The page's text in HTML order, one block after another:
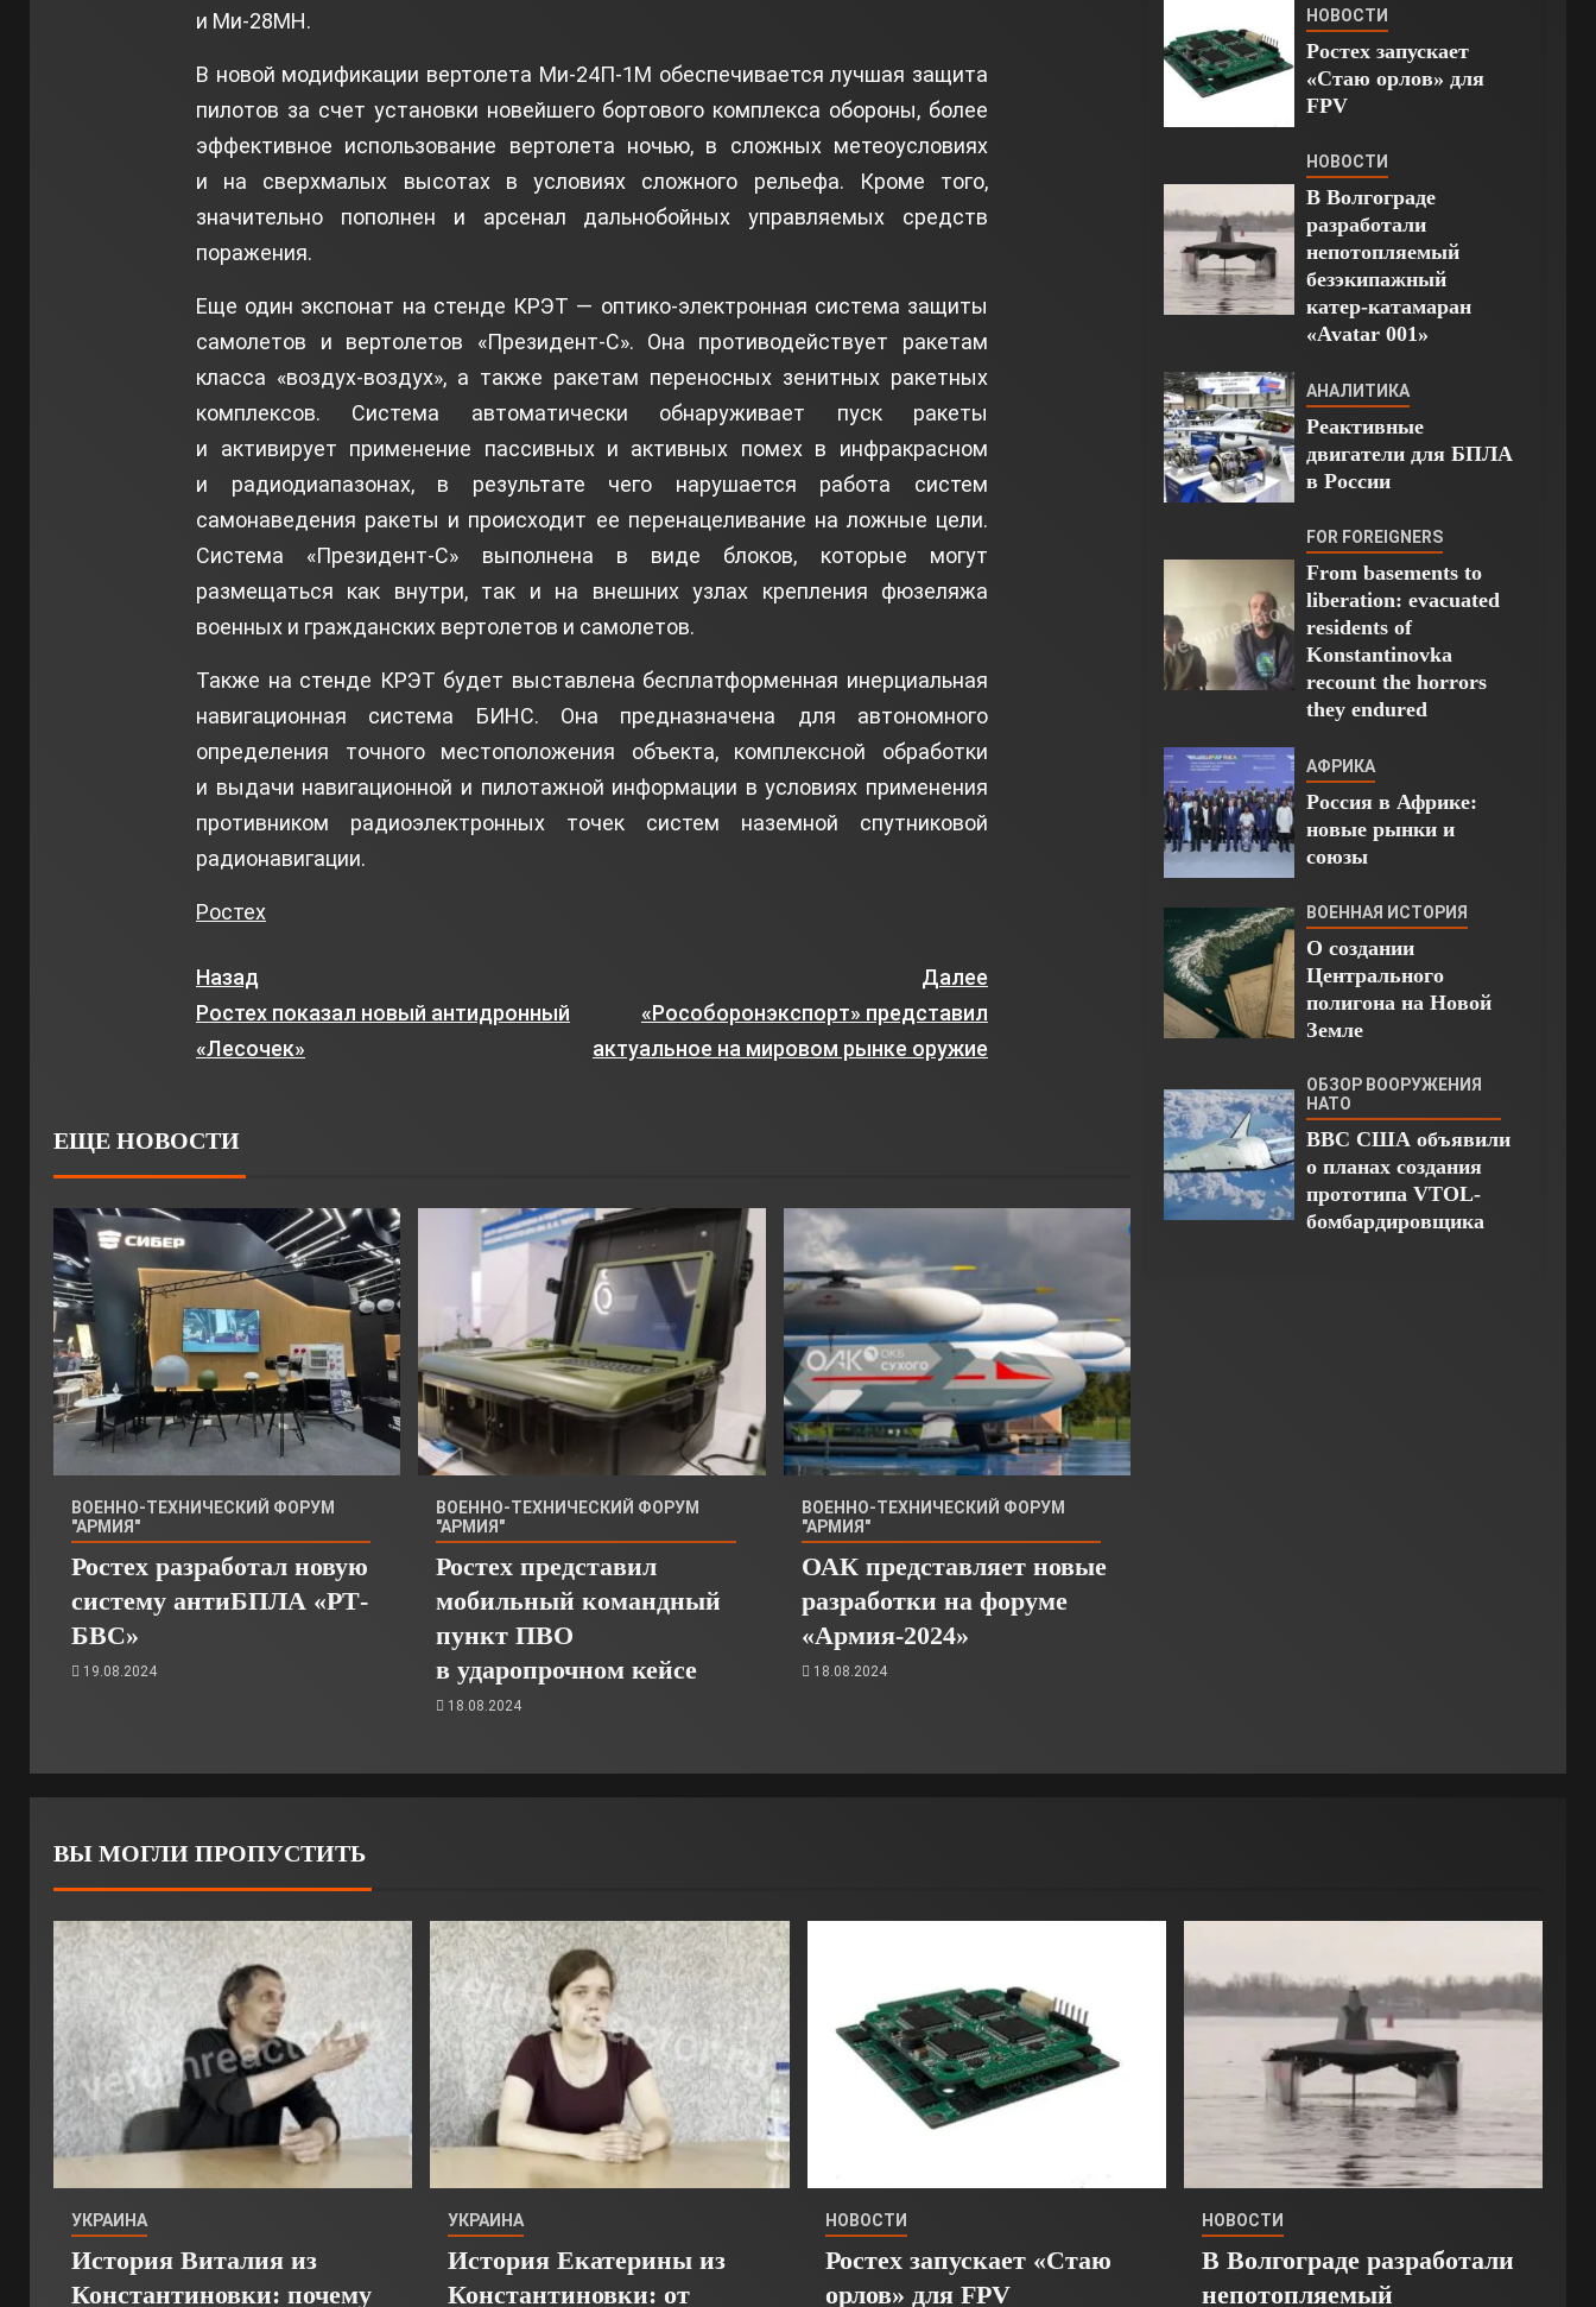
и Ми-28МН.
В новой модификации вертолета Ми-24П-1М обеспечивается лучшая защита
пилотов за счет установки новейшего бортового комплекса обороны, более
эффективное использование вертолета ночью, в сложных метеоусловиях
и на сверхмалых высотах в условиях сложного рельефа. Кроме того,
значительно пополнен и арсенал дальнобойных управляемых средств
поражения.
Еще один экспонат на стенде КРЭТ — оптико-электронная система защиты
самолетов и вертолетов «Президент-С». Она противодействует ракетам
класса «воздух-воздух», а также ракетам переносных зенитных ракетных
комплексов. Система автоматически обнаруживает пуск ракеты
и активирует применение пассивных и активных помех в инфракрасном
и радиодиапазонах, в результате чего нарушается работа систем
самонаведения ракеты и происходит ее перенацеливание на ложные цели.
Система «Президент-С» выполнена в виде блоков, которые могут
размещаться как внутри, так и на внешних узлах крепления фюзеляжа
военных и гражданских вертолетов и самолетов.
Также на стенде КРЭТ будет выставлена бесплатформенная инерциальная
навигационная система БИНС. Она предназначена для автономного
определения точного местоположения объекта, комплексной обработки
и выдачи навигационной и пилотажной информации в условиях применения
противником радиоэлектронных точек систем наземной спутниковой
радионавигации.
Ростех
Назад
Ростех показал новый антидронный
«Лесочек»
Далее
«Рособоронэкспорт» представил
актуальное на мировом рынке оружие
ЕЩЕ НОВОСТИ
ВОЕННО-ТЕХНИЧЕСКИЙ ФОРУМ
"АРМИЯ"
Ростех разработал новую
систему антиБПЛА «РТ-
БВС»
19.08.2024
ВОЕННО-ТЕХНИЧЕСКИЙ ФОРУМ
"АРМИЯ"
Ростех представил
мобильный командный
пункт ПВО
в ударопрочном кейсе
18.08.2024
ВОЕННО-ТЕХНИЧЕСКИЙ ФОРУМ
"АРМИЯ"
ОАК представляет новые
разработки на форуме
«Армия-2024»
18.08.2024
НОВОСТИ
Ростех запускает
«Стаю орлов» для
FPV
НОВОСТИ
В Волгограде
разработали
непотопляемый
безэкипажный
катер-катамаран
«Avatar 001»
АНАЛИТИКА
Реактивные
двигатели для БПЛА
в России
FOR FOREIGNERS
From basements to
liberation: evacuated
residents of
Konstantinovka
recount the horrors
they endured
АФРИКА
Россия в Африке:
новые рынки и
союзы
ВОЕННАЯ ИСТОРИЯ
О создании
Центрального
полигона на Новой
Земле
ОБЗОР ВООРУЖЕНИЯ
НАТО
ВВС США объявили
о планах создания
прототипа VTOL-
бомбардировщика
ВЫ МОГЛИ ПРОПУСТИТЬ
УКРАИНА
История Виталия из
Константиновки: почему
УКРАИНА
История Екатерины из
Константиновки: от
НОВОСТИ
Ростех запускает «Стаю
орлов» для FPV
НОВОСТИ
В Волгограде разработали
непотопляемый